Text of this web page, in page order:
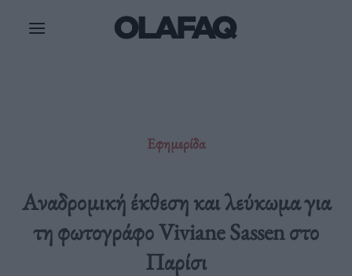
Εφημερίδα
Αναδρομική έκθεση και λεύκωμα για
τη φωτογράφο Viviane Sassen στο
Παρίσι